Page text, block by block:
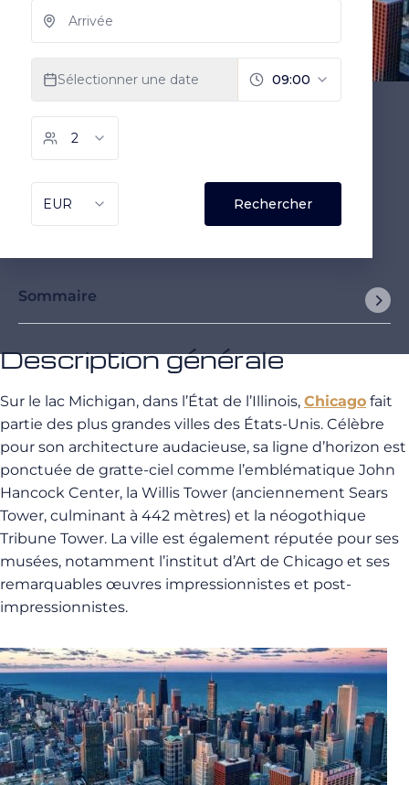
Sommaire
Description générale
Sur le lac Michigan, dans l’État de l’Illinois, Chicago fait
partie des plus grandes villes des États-Unis. Célèbre
pour son architecture audacieuse, sa ligne d’horizon est
ponctuée de gratte-ciel comme l’emblématique John
Hancock Center, la Willis Tower (anciennement Sears
Tower, culminant à 442 mètres) et la néogothique
Tribune Tower. La ville est également réputée pour ses
musées, notamment l’institut d’Art de Chicago et ses
remarquables œuvres impressionnistes et post-
impressionnistes.